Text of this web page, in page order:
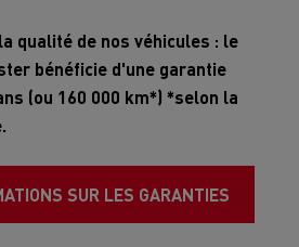
qualité de nos véhicules : le
bénéficie d'une garantie
(ou 160 000 km*) *selon la
SUR LES GARANTIES